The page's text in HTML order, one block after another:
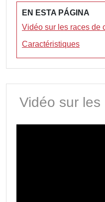
EN ESTA PÁGINA
Vidéo sur les races de
Caractéristiques
Vidéo sur